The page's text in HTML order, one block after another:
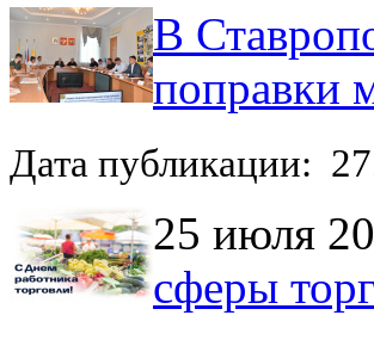
В
поправки
Дата публикации:
25 июля
сферы